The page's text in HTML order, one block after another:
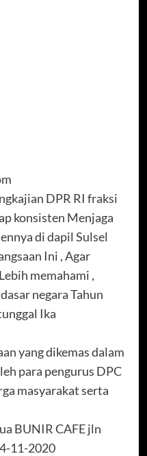
DPR RI fraksi
konsisten Menjaga
di dapil Sulsel
Ini , Agar
memahami ,
negara Tahun
Ika
yang dikemas dalam
para pengurus DPC
masyarakat serta
BUNIR CAFE jln
11-2020